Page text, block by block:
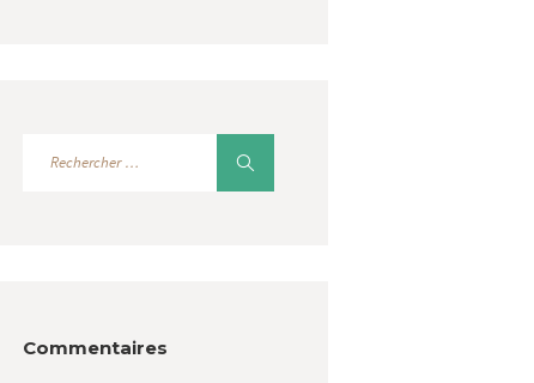
Commentaires